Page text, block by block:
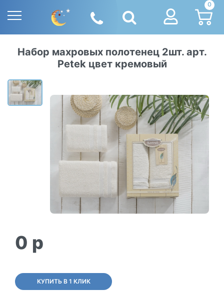
0
Набор махровых полотенец 2шт. арт.
Petek цвет кремовый
0 p
КУПИТЬ В 1 КЛИК